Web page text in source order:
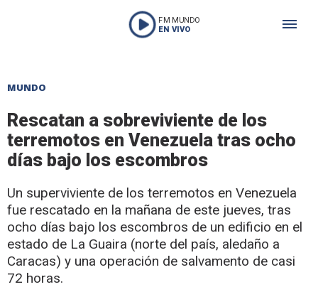
FM MUNDO
EN VIVO
MUNDO
Rescatan a sobreviviente de los
terremotos en Venezuela tras ocho
días bajo los escombros
Un superviviente de los terremotos en Venezuela
fue rescatado en la mañana de este jueves, tras
ocho días bajo los escombros de un edificio en el
estado de La Guaira (norte del país, aledaño a
Caracas) y una operación de salvamento de casi
72 horas.